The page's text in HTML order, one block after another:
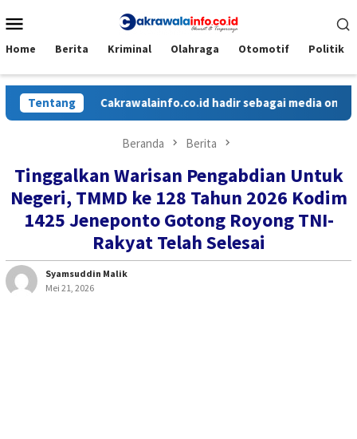
ke
Mobile
Home Berita Kriminal Olahraga Otomotif Politik
TentangCakrawalainfo.co.id hadir sebagai media online
Beranda Berita
Tinggalkan Warisan Pengabdian Untuk
Negeri, TMMD ke 128 Tahun 2026 Kodim
1425 Jeneponto Gotong Royong TNI-
Rakyat Telah Selesai
Syamsuddin Malik
Mei 21, 2026